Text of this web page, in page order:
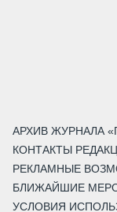
АРХИВ ЖУРНАЛА
КОНТАКТЫ
РЕКЛАМНЫЕ
БЛИЖАЙШИЕ
УСЛОВИЯ